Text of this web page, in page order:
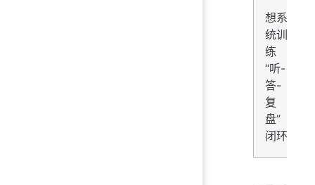
想系
统训
练
“听-
答-
复
盘”
闭环